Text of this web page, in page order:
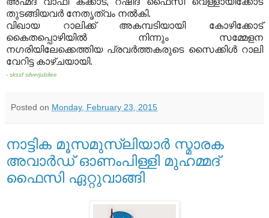
തുടങ്ങിയവര്‍ നേതൃത്വം നല്‍കി.
വിഖായ റാലിക്ക് അകമ്പടിയായി കോഴിക്കോട്
കൈതപ്പൊഴിയില്‍ നിന്നും സമ്മേളന
നഗരിയിലേക്കെത്തിയ പ്രവര്‍ത്തകരുടെ സൈക്കിള്‍ റാലി
വേറിട്ട കാഴ്ചയായി.
- skssf silverjubilee
Posted on Monday, February 23, 2015
നാട്ടിക മൂസമുസ്‌ലിയാര്‍ സ്മാരക
അവാര്‍ഡ് ഓണംപിള്ളി മുഹമ്മദ്
ഫൈസി ഏറ്റുവാങ്ങി